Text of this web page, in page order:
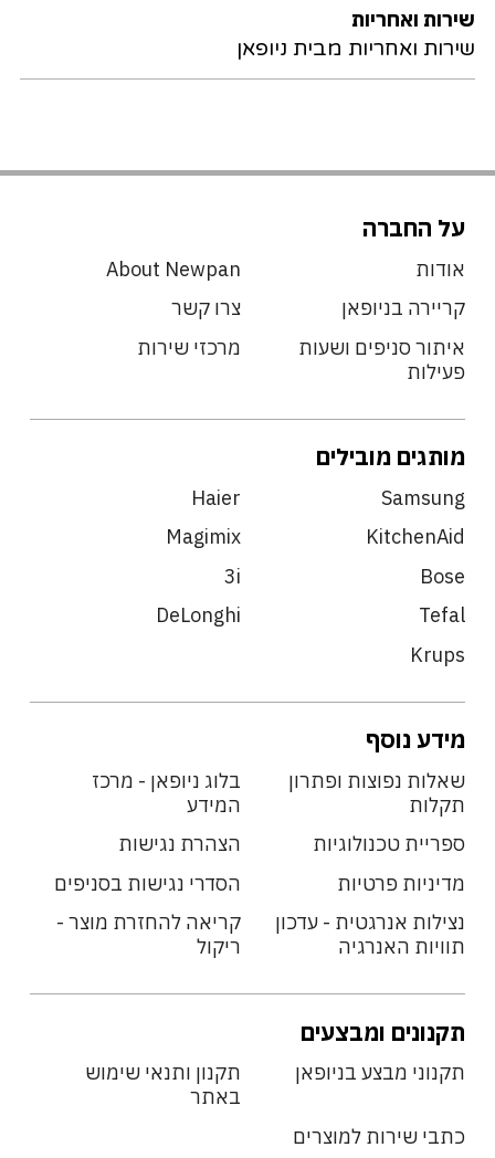
שירות ואחריות
שירות ואחריות מבית ניופאן
על החברה
אודות
About Newpan
קריירה בניופאן
צרו קשר
איתור סניפים ושעות
פעילות
מרכזי שירות
מותגים מובילים
Samsung
Haier
KitchenAid
Magimix
Bose
3i
Tefal
DeLonghi
Krups
מידע נוסף
שאלות נפוצות ופתרון
תקלות
בלוג ניופאן - מרכז
המידע
ספריית טכנולוגיות
הצהרת נגישות
מדיניות פרטיות
הסדרי נגישות בסניפים
נצילות אנרגטית - עדכון
תוויות האנרגיה
קריאה להחזרת מוצר -
ריקול
תקנונים ומבצעים
תקנוני מבצע בניופאן
תקנון ותנאי שימוש
באתר
כתבי שירות למוצרים